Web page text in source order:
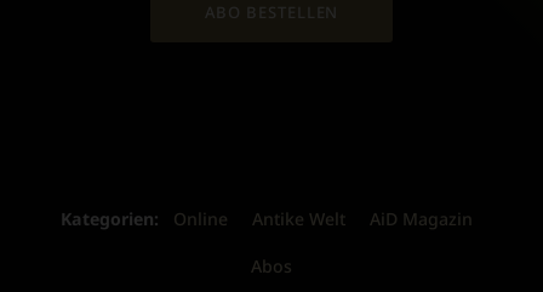
ABO BESTELLEN
Kategorien: Online Antike Welt AiD Magazin
Abos